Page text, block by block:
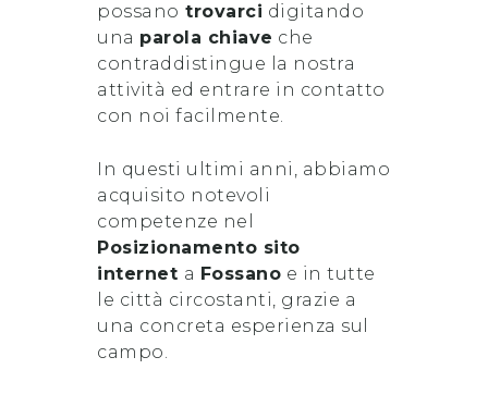
possano trovarci digitando
una parola chiave che
contraddistingue la nostra
attività ed entrare in contatto
con noi facilmente.
In questi ultimi anni, abbiamo
acquisito notevoli
competenze nel
Posizionamento sito
internet a Fossano e in tutte
le città circostanti, grazie a
una concreta esperienza sul
campo.